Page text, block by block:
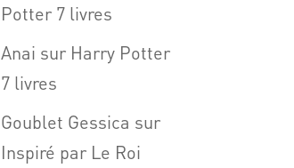
Potter 7 livres
Anai sur Harry Potter
7 livres
Goublet Gessica sur
Inspiré par Le Roi